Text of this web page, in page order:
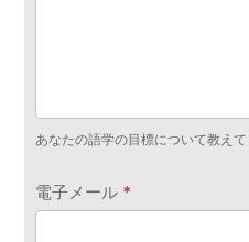
あなたの語学の目標について教えて
電子メール *